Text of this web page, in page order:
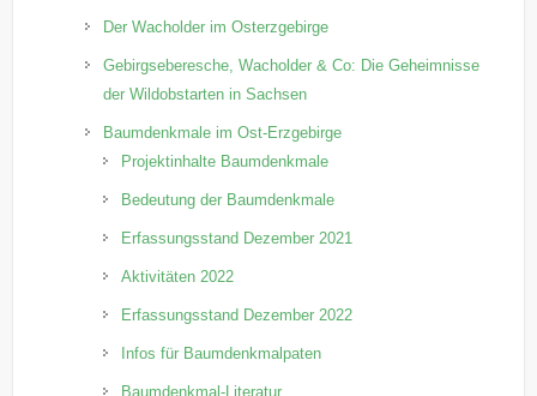
Der Wacholder im Osterzgebirge
Gebirgseberesche, Wacholder & Co: Die Geheimnisse
der Wildobstarten in Sachsen
Baumdenkmale im Ost-Erzgebirge
Projektinhalte Baumdenkmale
Bedeutung der Baumdenkmale
Erfassungsstand Dezember 2021
Aktivitäten 2022
Erfassungsstand Dezember 2022
Infos für Baumdenkmalpaten
Baumdenkmal-Literatur